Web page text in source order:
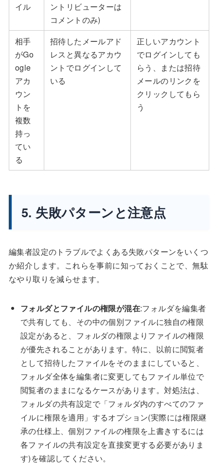
イル
ントリビューターは
コメントのみ)
相手
がGo
ogle
アカ
ウン
トを
複数
持っ
てい
る
招待したメールアド
レスと異なるアカウ
ントでログインして
いる
正しいアカウント
でログインしても
らう、または招待
メールのリンクを
クリックしてもら
う
5. 失敗パターンと注意点
編集者設定のトラブルでよくある失敗パターンをいくつ
か紹介します。これらを事前に知っておくことで、無駄
なやり取りを減らせます。
フォルダとファイルの権限が混在:フォルダを編集者
で共有しても、その中の個別ファイルに独自の権限
設定があると、フォルダの権限よりファイルの権限
が優先されることがあります。特に、以前に閲覧者
として招待したファイルをそのままにしていると、
フォルダ全体を編集者に変更してもファイル単位で
閲覧者のままになるケースがあります。対処法は、
フォルダの共有設定で「フォルダ内のすべてのファ
イルに権限を適用」するオプション(実際には権限継
承の仕様上、個別ファイルの権限を上書きするには
各ファイルの共有設定を直接変更する必要がありま
す)を確認してください。